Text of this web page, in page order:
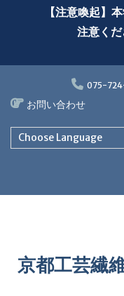
【注意喚起】
注意く
content
075-
お問い合わせ
Choose Language
京都工芸繊